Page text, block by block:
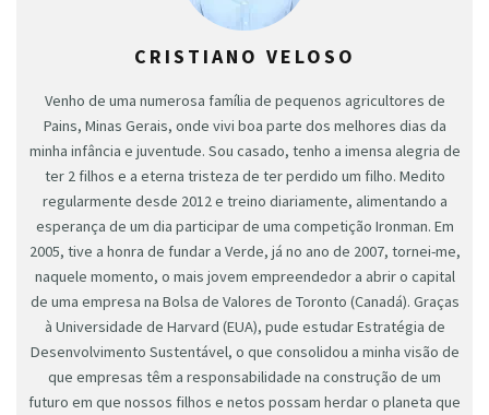
CRISTIANO VELOSO
Venho de uma numerosa família de pequenos agricultores de
Pains, Minas Gerais, onde vivi boa parte dos melhores dias da
minha infância e juventude. Sou casado, tenho a imensa alegria de
ter 2 filhos e a eterna tristeza de ter perdido um filho. Medito
regularmente desde 2012 e treino diariamente, alimentando a
esperança de um dia participar de uma competição Ironman. Em
2005, tive a honra de fundar a Verde, já no ano de 2007, tornei-me,
naquele momento, o mais jovem empreendedor a abrir o capital
de uma empresa na Bolsa de Valores de Toronto (Canadá). Graças
à Universidade de Harvard (EUA), pude estudar Estratégia de
Desenvolvimento Sustentável, o que consolidou a minha visão de
que empresas têm a responsabilidade na construção de um
futuro em que nossos filhos e netos possam herdar o planeta que